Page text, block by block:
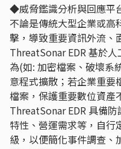
◆威脅鑑識分析與回應平
不論是傳統大型企業或高
擊，導致重要資訊外流、
ThreatSonar EDR 基於
為(如: 加密檔案、破壞系
意程式擴散；若企業重要
檔案，保護重要數位資產
ThreatSonar EDR 具備
特性、營運需求等，自行
級，以便簡化事件調查、